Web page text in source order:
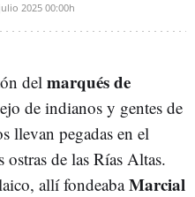
202500:00h
del marqués de
de indianos y gentes de
llevan pegadas en el
ostras de las Rías Altas.
allí fondeabaMarcial